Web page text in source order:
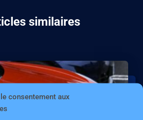
consentement aux
similaires